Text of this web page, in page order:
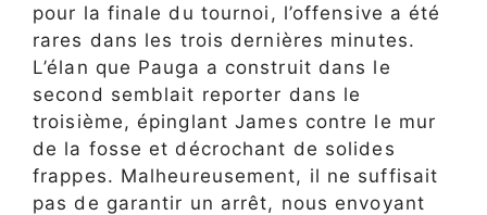
pour la finale du tournoi, l’offensive a été
rares dans les trois dernières minutes.
L’élan que Pauga a construit dans le
second semblait reporter dans le
troisième, épinglant James contre le mur
de la fosse et décrochant de solides
frappes. Malheureusement, il ne suffisait
pas de garantir un arrêt, nous envoyant